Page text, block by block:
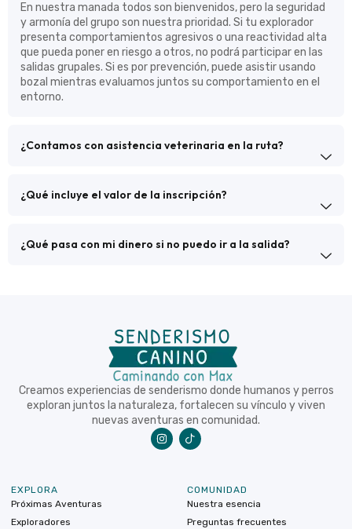
En nuestra manada todos son bienvenidos, pero la seguridad
y armonía del grupo son nuestra prioridad. Si tu explorador
presenta comportamientos agresivos o una reactividad alta
que pueda poner en riesgo a otros, no podrá participar en las
salidas grupales. Si es por prevención, puede asistir usando
bozal mientras evaluamos juntos su comportamiento en el
entorno.
¿Contamos con asistencia veterinaria en la ruta?
¿Qué incluye el valor de la inscripción?
¿Qué pasa con mi dinero si no puedo ir a la salida?
Creamos experiencias de senderismo donde humanos y perros
exploran juntos la naturaleza, fortalecen su vínculo y viven
nuevas aventuras en comunidad.
EXPLORA
Próximas Aventuras
Exploradores
COMUNIDAD
Nuestra esencia
Preguntas frecuentes